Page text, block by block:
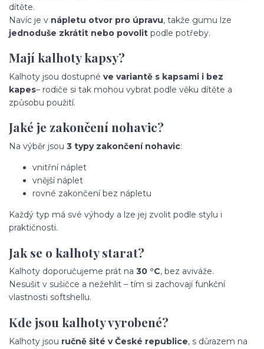
dítěte.
Navíc je v nápletu otvor pro úpravu, takže gumu lze
jednoduše zkrátit nebo povolit podle potřeby.
Mají kalhoty kapsy?
Kalhoty jsou dostupné ve variantě s kapsami i bez
kapes– rodiče si tak mohou vybrat podle věku dítěte a
způsobu použití.
Jaké je zakončení nohavic?
Na výběr jsou 3 typy zakončení nohavic:
vnitřní náplet
vnější náplet
rovné zakončení bez nápletu
Každý typ má své výhody a lze jej zvolit podle stylu i
praktičnosti.
Jak se o kalhoty starat?
Kalhoty doporučujeme prát na 30 °C, bez aviváže.
Nesušit v sušičce a nežehlit – tím si zachovají funkční
vlastnosti softshellu.
Kde jsou kalhoty vyrobené?
Kalhoty jsou ručně šité v České republice, s důrazem na